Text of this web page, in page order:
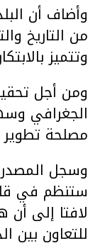
وأضاف أن
من التاريخ
وتتميز
ومن أجل
الجغرافي
مصلحة تطوير
ستنظم في
لافتا إلى
للتعاون بين